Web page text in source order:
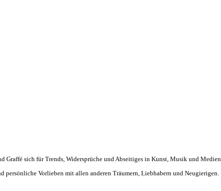
Graffé sich für Trends, Widersprüche und Abseitiges in Kunst, Musik und Medien.
Vorlieben mit allen anderen Träumern, Liebhabern und Neugierigen.